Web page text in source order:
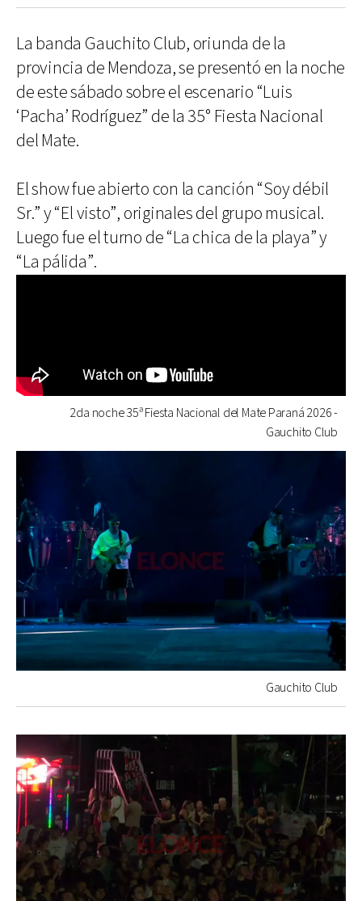
La banda Gauchito Club, oriunda de la
provincia de Mendoza, se presentó en la noche
de este sábado sobre el escenario “Luis
‘Pacha’ Rodríguez” de la 35° Fiesta Nacional
del Mate.
El show fue abierto con la canción “Soy débil
Sr.” y “El visto”, originales del grupo musical.
Luego fue el turno de “La chica de la playa” y
“La pálida”.
2da noche 35ª Fiesta Nacional del Mate Paraná 2026 -
Gauchito Club
Gauchito Club